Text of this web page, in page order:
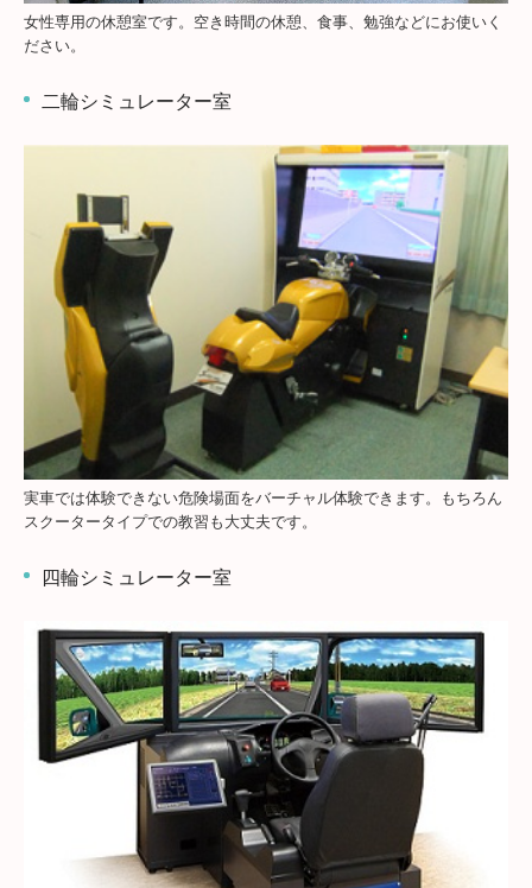
女性専用の休憩室です。空き時間の休憩、食事、勉強などにお使いく
ださい。
二輪シミュレーター室
実車では体験できない危険場面をバーチャル体験できます。もちろん
スクータータイプでの教習も大丈夫です。
四輪シミュレーター室